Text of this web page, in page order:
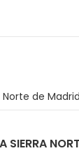
SIERRA